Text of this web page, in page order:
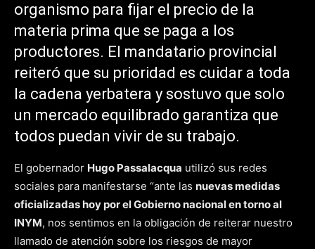
organismo para fijar el precio de la
materia prima que se paga a los
productores. El mandatario provincial
reiteró que su prioridad es cuidar a toda
la cadena yerbatera y sostuvo que solo
un mercado equilibrado garantiza que
todos puedan vivir de su trabajo.
El gobernador Hugo Passalacqua utilizó sus redes
sociales para manifestarse “ante las nuevas medidas
oficializadas hoy por el Gobierno nacional en torno al
INYM, nos sentimos en la obligación de reiterar nuestro
llamado de atención sobre los riesgos de mayor